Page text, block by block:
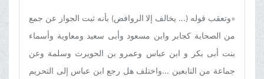
«وتعقب قوله (... یخالف إلا الروافض) بأنه ثبت الجواز عن جمع
من الصحابة کجابر وابن مسعود وأبی سعید ومعاویة وأسماء
بنت أبی بکر و ابن عباس وعمرو بن الحویرث وسلمة وعن
جماعة من التابعین ...واختلف هل رجع ابن عباس إلى التحریم